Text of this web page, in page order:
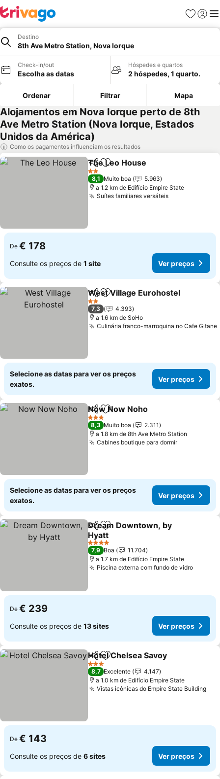
Favoritos
Iniciar
Destino
8th Ave Metro Station, Nova Iorque
Check-in/out
Escolha as datas
Hóspedes e quartos
2 hóspedes, 1 quarto.
Ordenar Filtrar Mapa
Alojamentos em Nova Iorque perto de 8th
Ave Metro Station (Nova Iorque, Estados
Unidos da América)
Como os pagamentos influenciam os resultados
PartilharAdicionar aos favoritos
The Leo House
2 Estrelas
8,1 Muito boa
5.963
a 1.2 km de Edifício Empire State
Suítes familiares versáteisVer preços
De € 178
Consulte os preços de 1 site Ver preços
PartilharAdicionar aos favoritos
West Village Eurohostel
2 Estrelas
7,3
4.393
a 1.6 km de SoHo
Culinária franco-marroquina no Cafe Gitane
Selecione as datas para ver os preços
exatos.
Ver preços
PartilharAdicionar aos favoritos
Now Now Noho
3 Estrelas
8,3 Muito boa
2.311
a 1.8 km de 8th Ave Metro Station
Cabines boutique para dormirVer preços
Selecione as datas para ver os preços
exatos.
Ver preços
PartilharAdicionar aos favoritos
Dream Downtown, by
Hyatt
Ver preços
4 Estrelas
7,9 Boa
11.704
a 1.7 km de Edifício Empire State
Piscina externa com fundo de vidroVer
De € 239
Consulte os preços de 13 sites Ver preços
PartilharAdicionar aos favoritos
Hotel Chelsea Savoy
3 Estrelas
8,7 Excelente
4.147
a 1.0 km de Edifício Empire State
Vistas icônicas do Empire State Building
De € 143
Consulte os preços de 6 sites Ver preços